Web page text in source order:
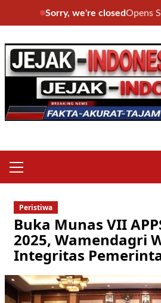
Sorry, we're closedOpens
to
content
Menu
Peristiwa
Buka Munas VII
2025, Wamendagri
Integritas